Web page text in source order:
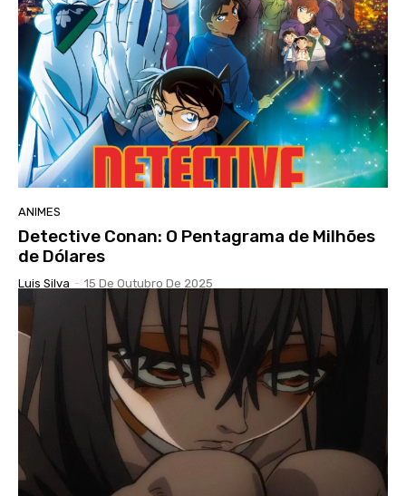
ANIMES
Detective Conan: O Pentagrama de Milhões
de Dólares
Luis Silva - 15 De Outubro De 2025